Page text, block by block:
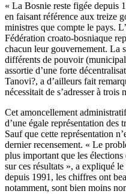
« La Bosnie reste figée depuis
en faisant référence aux treize
ministres que compte le pays.
Fédération croato-bosniaque
chacun leur gouvernement. La
différents de pouvoir
assortie d’une forte
Tanovi?, a d’ailleurs fait
nécessitait de s’adresser à
Cet amoncellement
d’une égale représentation des
Sauf que cette représentation
dernier recensement. « Le
plus important que les
sur ces résultats », a expliqué
depuis 1991, les chiffres ont
notamment, sont bien moins